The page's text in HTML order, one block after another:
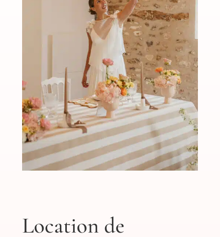
Location de